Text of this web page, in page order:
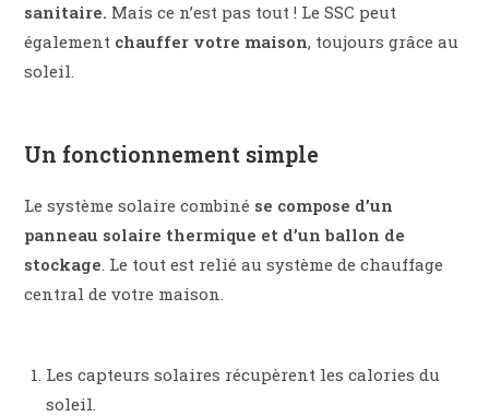
sanitaire. Mais ce n’est pas tout ! Le SSC peut
également chauffer votre maison, toujours grâce au
soleil.
Un fonctionnement simple
Le système solaire combiné se compose d’un
panneau solaire thermique et d’un ballon de
stockage. Le tout est relié au système de chauffage
central de votre maison.
Les capteurs solaires récupèrent les calories du
soleil.